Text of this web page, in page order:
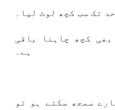
تک سب کچھ لوٹ لیا۔
کچھ چاہنا باقی
ہے۔
سمجھ سکتے ہو تو